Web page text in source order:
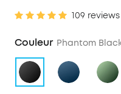
109 reviews
Couleur Phantom